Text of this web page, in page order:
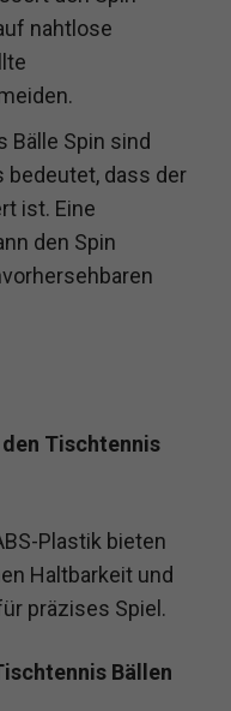
nahtlose
Bälle Spin sind
bedeutet, dass der
ist. Eine
den Spin
Tischtennis
Plastik bieten
Haltbarkeit und
präzises Spiel.
Bällen